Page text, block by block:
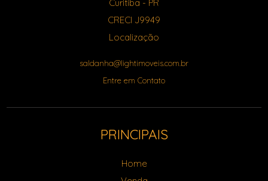
Curitiba - PR
CRECI J9949
Localização
saldanha@lightimoveis.com.br
Entre em Contato
PRINCIPAIS
Home